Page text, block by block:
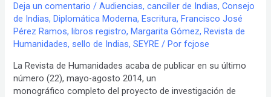
Deja un comentario /Audiencias,canciller de Indias,Consejo
de Indias,Diplomática Moderna,Escritura,Francisco José
Pérez Ramos,libros registro,Margarita Gómez,Revista de
Humanidades, sello de Indias,SEYRE / Porfcjose
La Revista de Humanidades acaba de publicar en su último
número (22), mayo-agosto 2014, un
monográfico completo del proyecto de investigación de